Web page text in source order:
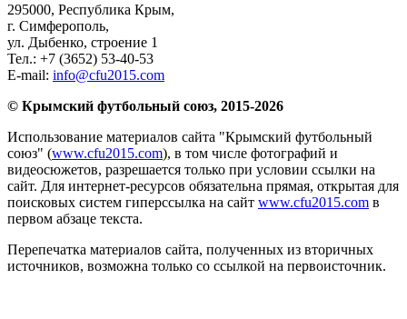
295000, Республика Крым,
г. Симферополь,
ул. Дыбенко, строение 1
Тел.: +7 (3652) 53-40-53
E-mail: info@cfu2015.com
© Крымский футбольный союз, 2015-2026
Использование материалов сайта "Крымский футбольный
союз" (www.cfu2015.com), в том числе фотографий и
видеосюжетов, разрешается только при условии ссылки на
сайт. Для интернет-ресурсов обязательна прямая, открытая для
поисковых систем гиперссылка на сайт www.cfu2015.com в
первом абзаце текста.
Перепечатка материалов сайта, полученных из вторичных
источников, возможна только со ссылкой на первоисточник.